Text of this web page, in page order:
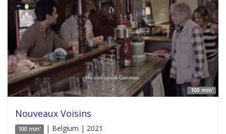
100 min'
Nouveaux Voisins
100 min' | Belgium | 2021